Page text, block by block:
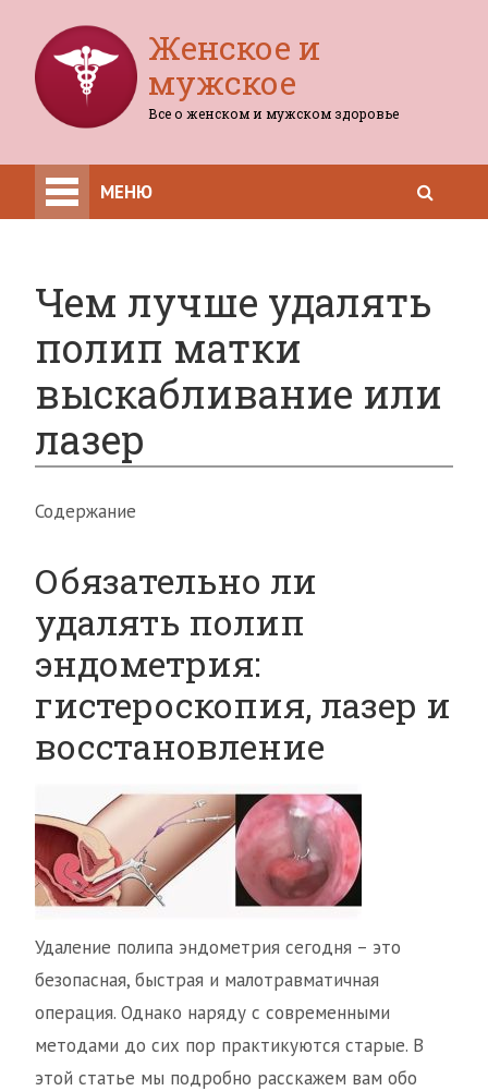
Женское и
мужское
Все о женском и мужском здоровье
МЕНЮ
Чем лучше удалять
полип матки
выскабливание или
лазер
Содержание
Обязательно ли
удалять полип
эндометрия:
гистероскопия, лазер и
восстановление
Удаление полипа эндометрия сегодня – это
безопасная, быстрая и малотравматичная
операция. Однако наряду с современными
методами до сих пор практикуются старые. В
этой статье мы подробно расскажем вам обо